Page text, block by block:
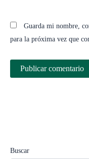
Guarda mi nombre,
para la próxima vez que
Buscar